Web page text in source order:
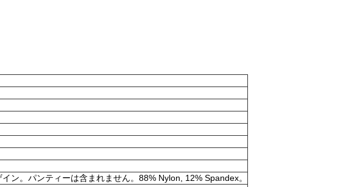
ン。パンティーは含まれません。88% Nylon, 12% Spandex。